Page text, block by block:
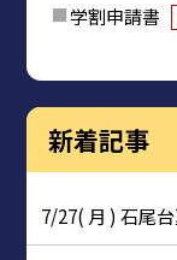
学割申請書
新着記事
7/27( 月 ) 石尾